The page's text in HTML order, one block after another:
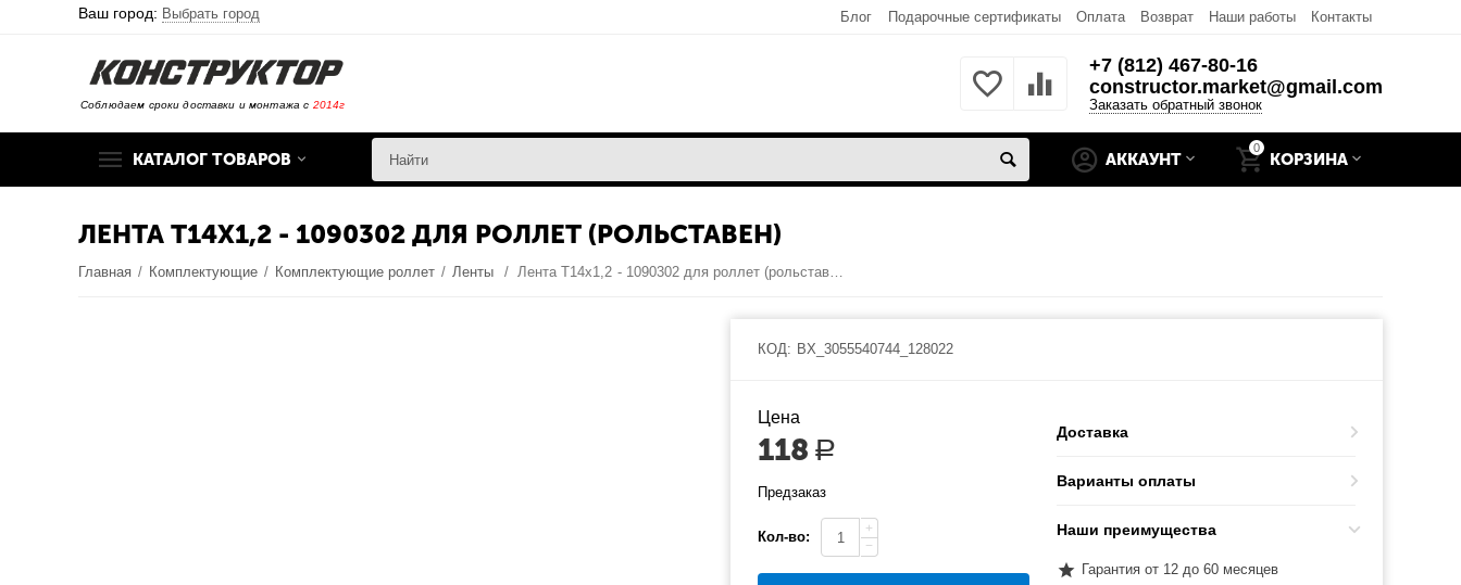
Ваш город: Выбрать город Блог Подарочные сертификаты Оплата Возврат Наши работы Контакты
Соблюдаем сроки доставки и монтажа с 2014г
+7 (812) 467-80-16
constructor.market@gmail.com
Заказать обратный звонок
КАТАЛОГ ТОВАРОВ
0
КОРЗИНА
АККАУНТ
ЛЕНТА T14X1,2 - 1090302 ДЛЯ РОЛЛЕТ (РОЛЬСТАВЕН)
Главная / Комплектующие / Комплектующие роллет / Ленты / Лента T14x1,2 - 1090302 для роллет (рольставен)
КОД: BX_3055540744_128022
Цена
118 Р
Предзаказ
Кол-во:
+
−
Доставка
Варианты оплаты
Наши преимущества
Гарантия от 12 до 60 месяцев